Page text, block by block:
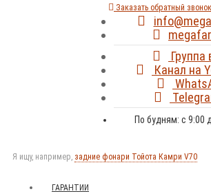
Заказать обратный звонок
Группа
Канал на
По будням: с 9:00
Я ищу, например, задние фонари Тойота Камри V70
ГАРАНТИИ